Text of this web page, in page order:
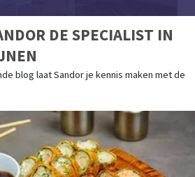
DE SPECIALIST IN
blog laat Sandor je kennis maken met de